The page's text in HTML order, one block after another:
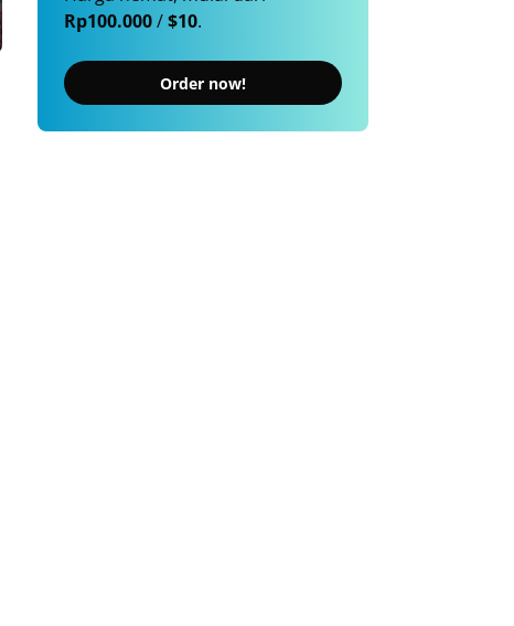
Rp100.000/$10.
Order now!